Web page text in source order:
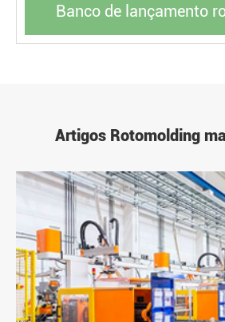
Banco de lançamento
Artigos Rotomolding